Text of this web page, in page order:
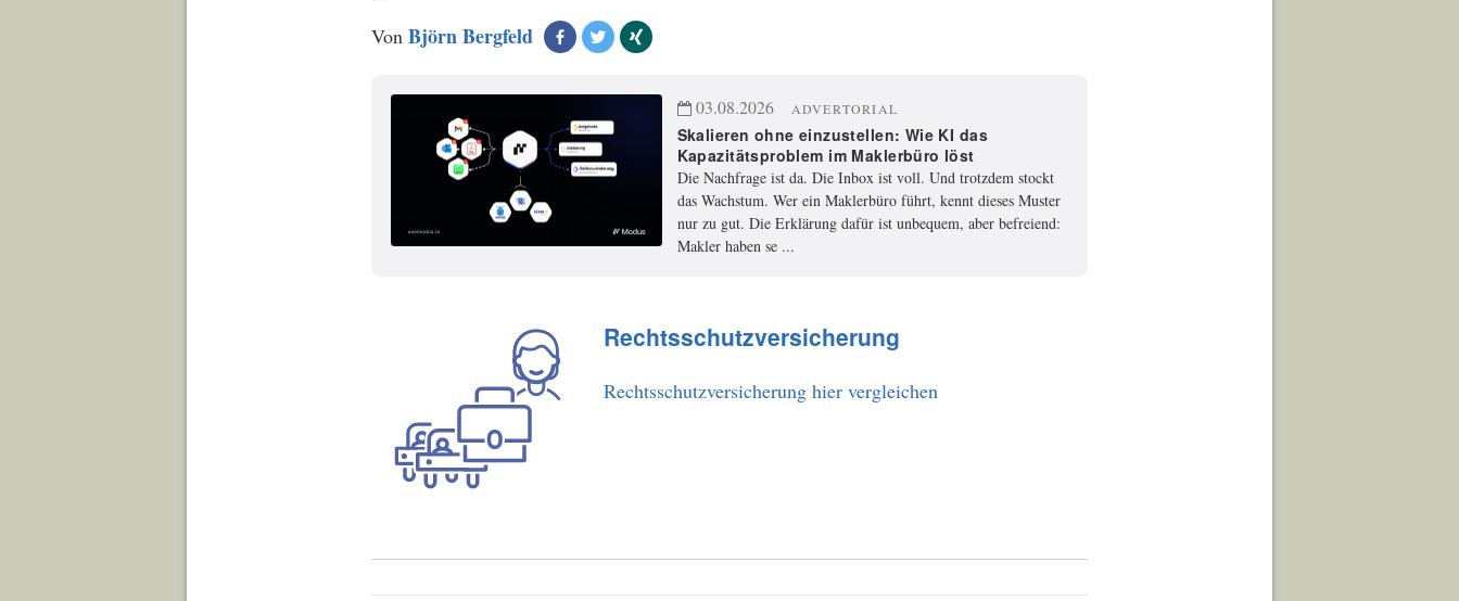
Von Björn Bergfeld
03.08.2026 ADVERTORIAL
Skalieren ohne einzustellen: Wie KI das
Kapazitätsproblem im Maklerbüro löst
Die Nachfrage ist da. Die Inbox ist voll. Und trotzdem stockt
das Wachstum. Wer ein Maklerbüro führt, kennt dieses Muster
nur zu gut. Die Erklärung dafür ist unbequem, aber befreiend:
Makler haben se ...
Rechtsschutzversicherung
Rechtsschutzversicherung hier vergleichen